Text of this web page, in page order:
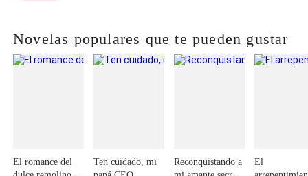
Novelas populares que te pueden gustar
El romance del
Ten cuidado, mi
Reconquistando a
El